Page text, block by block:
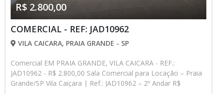
R$ 2.800,00
COMERCIAL - REF: JAD10962
VILA CAICARA, PRAIA GRANDE - SP
Comercial EM PRAIA GRANDE, VILA CAICARA - REF.:
JAD10962 - R$ 2.800,00 Sala Comercial para Locação – Praia
Grande/SP Vila Caiçara | Ref.: JAD10962 – 2º Andar R$